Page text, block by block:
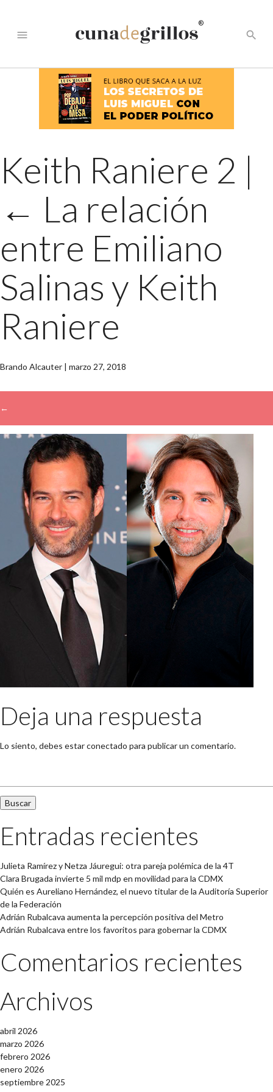
menu
®
search
Keith Raniere 2 |
← La relación
entre Emiliano
Salinas y Keith
Raniere
Brando Alcauter | marzo 27, 2018
←
→
Deja una respuesta
Lo siento, debes estarconectado para publicar un comentario.
Entradas recientes
Julieta Ramírez y Netza Jáuregui: otra pareja polémica de la 4T
Clara Brugada invierte 5 mil mdp en movilidad para la CDMX
Quién es Aureliano Hernández, el nuevo titular de la Auditoría Superior
de la Federación
Adrián Rubalcava aumenta la percepción positiva del Metro
Adrián Rubalcava entre los favoritos para gobernar la CDMX
Comentarios recientes
Archivos
abril 2026
marzo 2026
febrero 2026
enero 2026
septiembre 2025